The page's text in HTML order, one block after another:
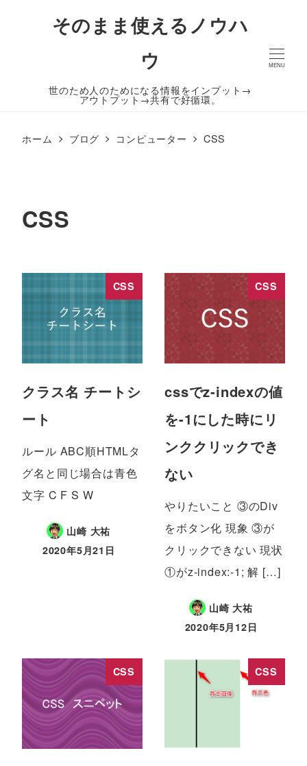
そのまま使えるノウハ
ウ
世のため人のためになる情報をインプット→
アウトプット→共有で好循環。
MENU
ホーム ブログ コンピューター CSS
CSS
CSS
クラス名 チートシ
ート
ルール ABC順HTMLタ
グ名と同じ場合は青色
文字 C F S W
山崎 大祐
2020年5月21日
CSS
cssでz-indexの値
を-1にした時にリ
ンククリックでき
ない
やりたいこと ③のDiv
をボタン化 現象 ③が
クリックできない 現状
①がz-index:-1; 解 […]
山崎 大祐
2020年5月12日
CSS CSS